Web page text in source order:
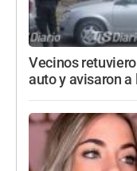
Vecinos
auto y avisaron a